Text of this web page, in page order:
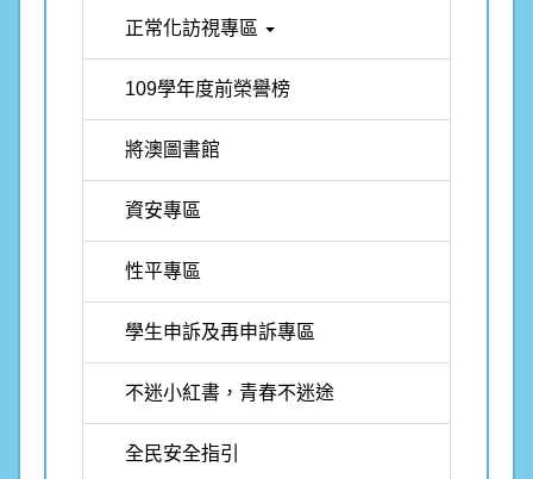
正常化訪視專區
109學年度前榮譽榜
將澳圖書館
資安專區
性平專區
學生申訴及再申訴專區
不迷小紅書，青春不迷途
全民安全指引